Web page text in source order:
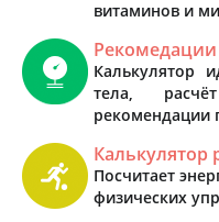
витаминов и
Калькулятор
тела,
рекомендации
Калькулятор
Посчитает
физических